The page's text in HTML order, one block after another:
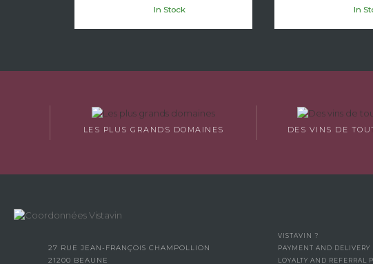
In Stock In
LES PLUS GRANDS DOMAINES DES VINS DE
27 RUE JEAN-FRANÇOIS CHAMPOLLION
21200 BEAUNE
VISTAVIN ?
PAYMENT AND DELIVERY
LOYALTY AND REFERRAL